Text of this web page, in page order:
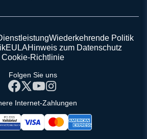
Wiederkehrende Politik
EULAHinweis zum Datenschutz
Cookie-Richtlinie
Folgen Sie uns
Internet-Zahlungen